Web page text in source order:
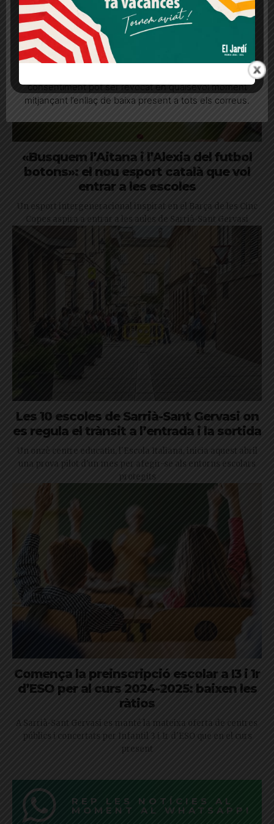
«Busquem l’Aitana i l’Alexia del futbol
botons»: el nou esport català que vol
entrar a les escoles
Un esport intergeneracional inspirat en el Barça de les Cinc
Copes aspira a entrar a les aules de Sarrià-Sant Gervasi
Les 10 escoles de Sarrià-Sant Gervasi on
es regula el trànsit a l’entrada i la sortida
Un onzè centre educatiu, l'Escola Italiana, inicia aquest abril
una prova pilot d'un mes per afegir-se als entorns escolars
protegits
Comença la preinscripció escolar a I3 i 1r
d’ESO per al curs 2024-2025: baixen les
ràtios
A Sarrià-Sant Gervasi es manté la mateixa oferta de centres
públics i concertats per Infantil 3 i 1r d'ESO que en el curs
present
REP LES NOTÍCIES AL
MOMENT AL WHATSAPP!
Més informació Acceptar Rebutjar tot
Quan l’usuari crea un compte al Diari el Jardí, dona el
seu consentiment explícit per rebre comunicacions
consentiment pot ser revocat en qualsevol moment
mitjançant l’enllaç de baixa present a tots els correus.